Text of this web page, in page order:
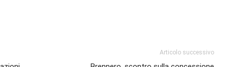
Articolo successivo